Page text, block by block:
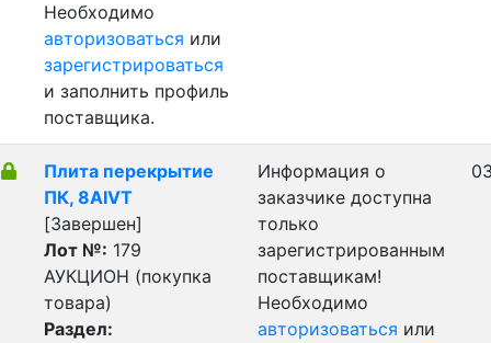
Необходимо
авторизоваться или
зарегистрироваться
и заполнить профиль
поставщика.
Плита перекрытие
ПК, 8AIVT
[Завершен]
Лот №: 179
АУКЦИОН (покупка
товара)
Раздел:
Информация о
заказчике доступна
только
зарегистрированным
поставщикам!
Необходимо
авторизоваться или